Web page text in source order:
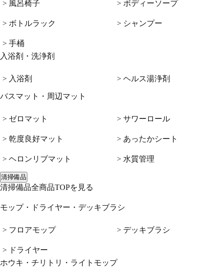
> 風呂椅子
> ボトルラック
> 手桶
> ボディーソープ
> シャンプー
入浴剤・洗浄剤
> 入浴剤 > ヘルス湯浄剤
バスマット・周辺マット
> ゼロマット
> 乾度良好マット
> ヘロンリブマット
> サワーロール
> あったかシート
> 水質管理
清掃備品
清掃備品全商品TOPを見る
モップ・ドライヤー・デッキブラシ
> フロアモップ
> ドライヤー
> デッキブラシ
ホウキ・チリトリ・ライトモップ